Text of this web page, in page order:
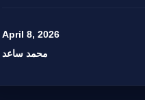
April 8, 2026
محمد ساعد